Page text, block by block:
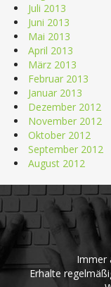
Juli 2013
Juni 2013
Mai 2013
April 2013
März 2013
Februar 2013
Januar 2013
Dezember 2012
November 2012
Oktober 2012
September 2012
August 2012
Immer
Erhalte